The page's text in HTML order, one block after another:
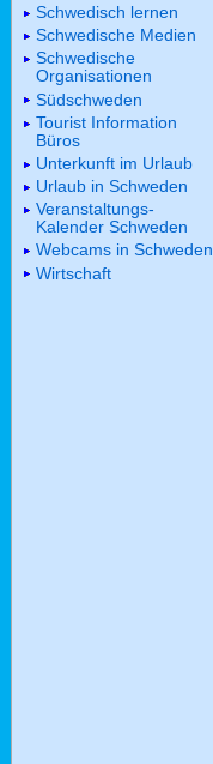
Schwedisch lernen
Schwedische Medien
Schwedische
Organisationen
Südschweden
Tourist Information
Büros
Unterkunft im Urlaub
Urlaub in Schweden
Veranstaltungs-
Kalender Schweden
Webcams in Schweden
Wirtschaft